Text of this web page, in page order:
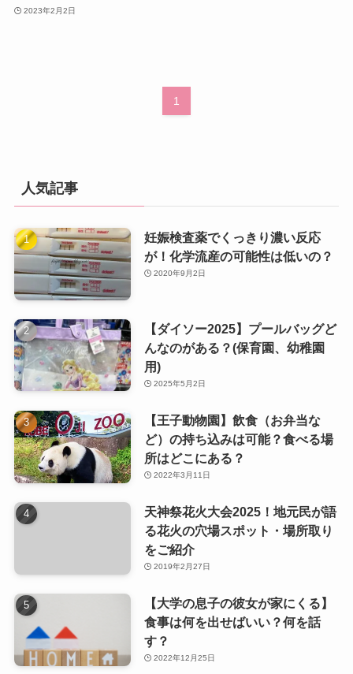
2023年2月2日
1
人気記事
妊娠検査薬でくっきり濃い反応
が！化学流産の可能性は低いの？
2020年9月2日
【ダイソー2025】プールバッグど
んなのがある？(保育園、幼稚園
用)
2025年5月2日
【王子動物園】飲食（お弁当な
ど）の持ち込みは可能？食べる場
所はどこにある？
2022年3月11日
天神祭花火大会2025！地元民が語
る花火の穴場スポット・場所取り
をご紹介
2019年2月27日
【大学の息子の彼女が家にくる】
食事は何を出せばいい？何を話
す？
2022年12月25日